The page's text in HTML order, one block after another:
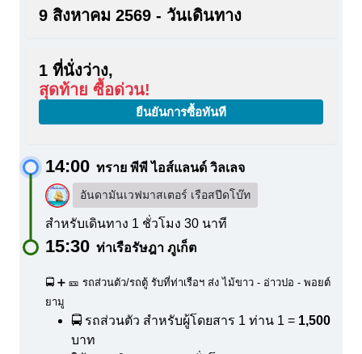
9 สิงหาคม 2569 - วันเดินทาง
1 ที่นั่งว่าง,
สุดท้าย ซื้อด่วน!
ยืนยันการซื้อทันที
14:00 ทราย พีพี ไอส์แลนด์ วิลเลจ
อันดามันเวฟมาสเตอร์ เรือสปีดโบ๊ท
สำหรับเดินทาง 1 ชั่วโมง 30 นาที
15:30 ท่าเรือรัษฎา ภูเก็ต
🚍 ➕ 🎫 รถส่วนตัว/รถตู้ รับที่ท่าเรือฯ ส่ง ไม้ขาว - อ่าวปอ - พอยต์
ยามู
🚍 รถส่วนตัว สำหรับผู้โดยสาร 1 ท่าน 1 = 1,500
บาท